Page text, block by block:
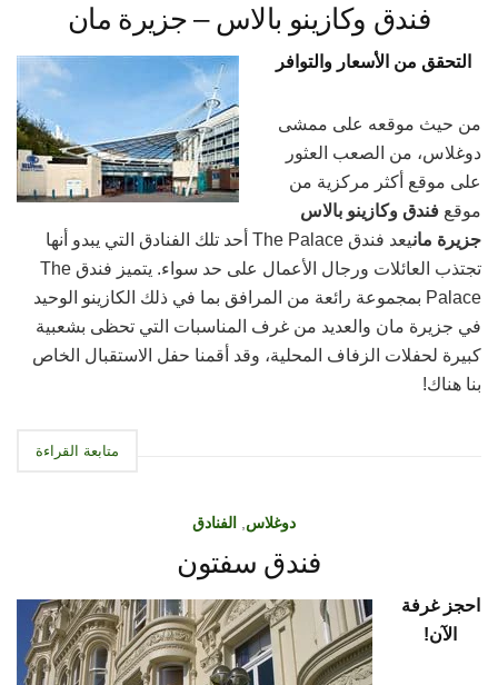
فندق وكازينو بالاس – جزيرة مان
التحقق من الأسعار والتوافر
من حيث موقعه على ممشى
دوغلاس، من الصعب العثور
على موقع أكثر مركزية من
موقع فندق وكازينو بالاس
جزيرة مان
يعد فندق The Palace أحد تلك الفنادق التي يبدو أنها
تجتذب العائلات ورجال الأعمال على حد سواء. يتميز فندق The
Palace بمجموعة رائعة من المرافق بما في ذلك الكازينو الوحيد
في جزيرة مان والعديد من غرف المناسبات التي تحظى بشعبية
كبيرة لحفلات الزفاف المحلية، وقد أقمنا حفل الاستقبال الخاص
بنا هناك!
متابعة القراءة
دوغلاس الفنادق
فندق سفتون
احجز غرفة
الآن!